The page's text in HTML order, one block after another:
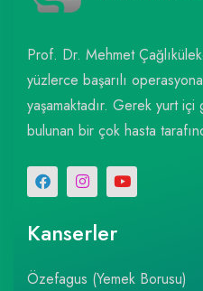
Prof. Dr. Mehmet
yüzlerce başarılı
yaşamaktadır. Gerek yurt içi
bulunan bir çok hasta
Kanserler
Özefagus (Yemek Borusu)